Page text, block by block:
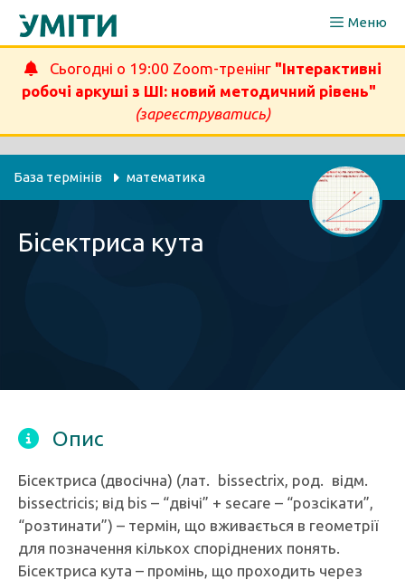
Перейти
Меню
Сьогодні о 19:00 Zoom-тренінг "Інтерактивні
робочі аркуші з ШІ: новий методичний рівень"
(зареєструватись)
База термінів математика
Бісектриса кута
Опис
Бісектриса (двосічна) (лат. bissectrix, род. відм.
bissectricis; від bis – “двічі” + secare – “розсікати”,
“розтинати”) – термін, що вживається в геометрії
для позначення кількох споріднених понять.
Бісектриса кута – промінь, що проходить через